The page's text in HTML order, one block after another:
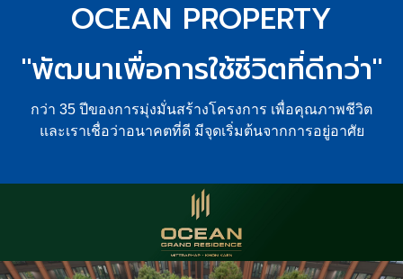
OCEAN PROPERTY
"พัฒนาเพื่อการใช้ชีวิตที่ดีกว่า"
กว่า 35 ปีของการมุ่งมั่นสร้างโครงการ เพื่อคุณภาพชีวิต
และเราเชื่อว่าอนาคตที่ดี มีจุดเริ่มต้นจากการอยู่อาศัย